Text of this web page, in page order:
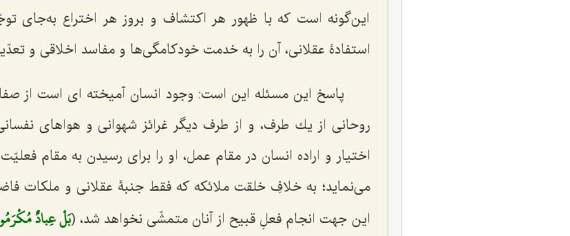
اين‌گونه است كه با ظهور هر اكتشاف و بروز هر اختراع به‌جاى
استفادۀ عقلانى، آن را به خدمت خودكامگى‌ها و مفاسد اخلاقى و
پاسخ اين مسئله اين است: وجود انسان آميخته ‌اى است از
روحانى از يك طرف، و از طرف ديگر غرائز شهوانى و هواهاى
اختيار و اراده انسان در مقام عمل، او را براى رسيدن به مقام
مى‌نمايد؛ به خلافِ خلقت ملائكه كه فقط جنبۀ عقلانى و ملكات
اين جهت انجام فعلِ قبيح از آنان متمشّى نخواهد شد، (بَلْ عِبادٌ